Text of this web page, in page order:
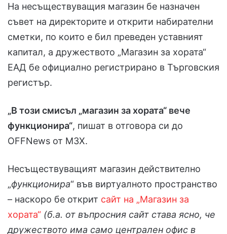
На несъществуващия магазин бе назначен
съвет на директорите и открити набирателни
сметки, по които е бил преведен уставният
капитал, а дружеството „Магазин за хората“
ЕАД бе официално регистрирано в Търговския
регистър.
„В този смисъл „магазин за хората“ вече
функционира“, пишат в отговора си до
OFFNews от МЗХ.
Несъществуващият магазин действително
„функционира“ във виртуалното пространство
– наскоро бе открит сайт на „Магазин за
хората“ (б.а. от въпросния сайт става ясно, че
дружеството има само централен офис в